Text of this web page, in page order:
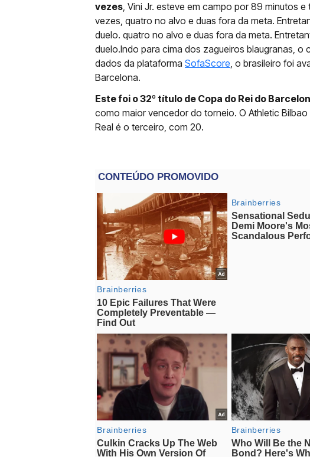
vezes, Vini Jr. esteve em campo por 89 minutos
vezes, quatro no alvo e duas fora da meta.
duelo. quatro no alvo e duas fora da meta.
duelo.Indo para cima dos zagueiros blaugranas, o
dados da plataforma SofaScore, o brasileiro foi
Barcelona.
Este foi o 32º título de Copa do Rei do
como maior vencedor do torneio. O Athletic
Real é o terceiro, com 20.